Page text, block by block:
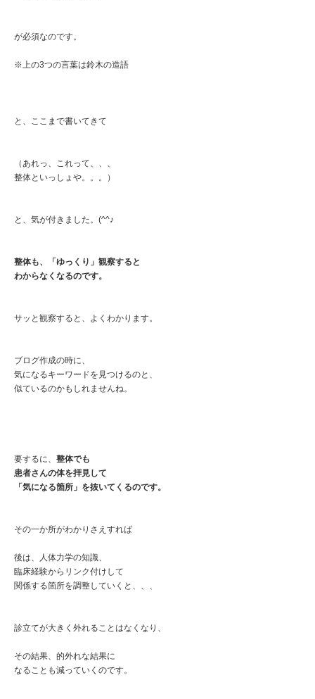
が必須なのです。
※上の3つの言葉は鈴木の造語
と、ここまで書いてきて
（あれっ、これって、、、
整体といっしょや。。。）
と、気が付きました。(^^♪
整体も、「ゆっくり」観察すると
わからなくなるのです。
サッと観察すると、よくわかります。
ブログ作成の時に、
気になるキーワードを見つけるのと、
似ているのかもしれませんね。
要するに、 整体でも
患者さんの体を拝見して
「気になる箇所」を抜いてくるのです。
その一か所がわかりさえすれば
後は、人体力学の知識、
臨床経験からリンク付けして
関係する箇所を調整していくと、、、
診立てが大きく外れることはなくなり、
その結果、的外れな結果に
なることも減っていくのです。